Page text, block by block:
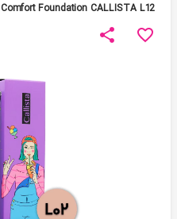
Comfort Foundation CALLISTA L12